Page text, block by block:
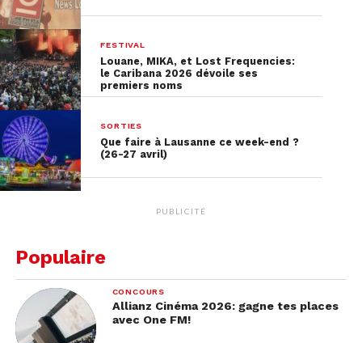
découvrir les chantiers de Léman 2030 dans le
canton de Vaud. Toutes les informations sont à
retrouver sur le sitewww.cff.ch//portesouvertes.
FESTIVAL
Louane, MIKA, et Lost Frequencies:
le Caribana 2026 dévoile ses
premiers noms
SORTIES
Que faire à Lausanne ce week-end ?
(26-27 avril)
PUBLICITÉ
Populaire
CONCOURS
Allianz Cinéma 2026: gagne tes places
avec One FM!